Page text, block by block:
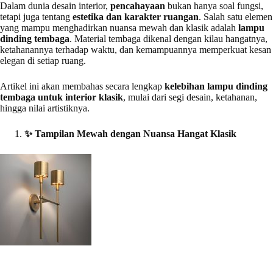
Dalam dunia desain interior, pencahayaan bukan hanya soal fungsi,
tetapi juga tentang estetika dan karakter ruangan. Salah satu elemen
yang mampu menghadirkan nuansa mewah dan klasik adalah lampu
dinding tembaga. Material tembaga dikenal dengan kilau hangatnya,
ketahanannya terhadap waktu, dan kemampuannya memperkuat kesan
elegan di setiap ruang.
Artikel ini akan membahas secara lengkap kelebihan lampu dinding
tembaga untuk interior klasik, mulai dari segi desain, ketahanan,
hingga nilai artistiknya.
✨Tampilan Mewah dengan Nuansa Hangat Klasik